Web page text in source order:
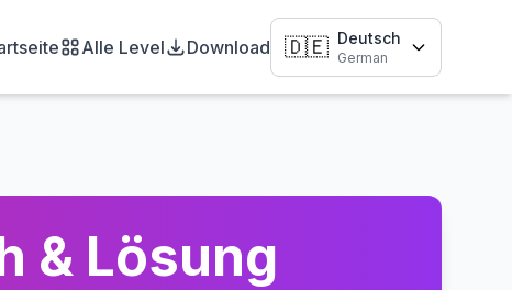
Alle Level Download 🇩🇪 Deutsch
German
& Lösung